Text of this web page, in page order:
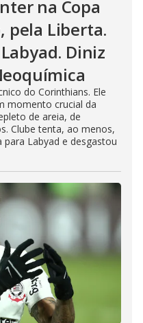
na Copa
pela Liberta.
Diniz
do Corinthians. Ele
momento crucial da
de areia, de
Clube tenta, ao menos,
Labyad e desgastou